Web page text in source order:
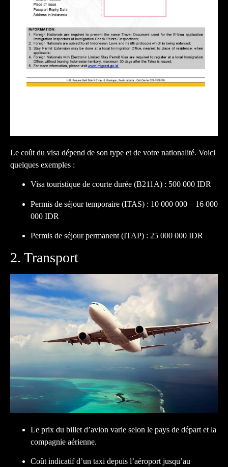
Le coût du visa dépend de son type et de votre nationalité. Voici
quelques exemples :
Visa touristique de courte durée (B211A) : 500 000 IDR
Permis de séjour temporaire (ITAS) : 10 000 000 – 16 000
000 IDR
Permis de séjour permanent (ITAP) : 25 000 000 IDR
2. Transport
Le prix du billet d’avion varie selon le pays de départ et la
compagnie aérienne.
Coût indicatif d’un taxi depuis l’aéroport jusqu’au